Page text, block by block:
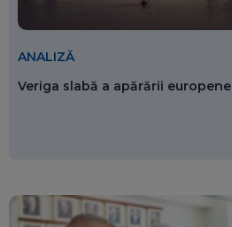
ANALIZĂ
Veriga slabă a apărării europene